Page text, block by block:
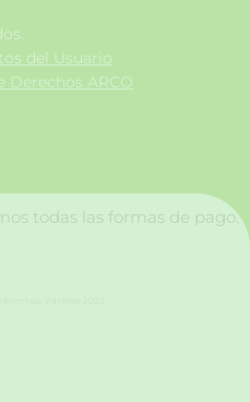
del Usuario
Derechos ARCO
todas las formas de pago.